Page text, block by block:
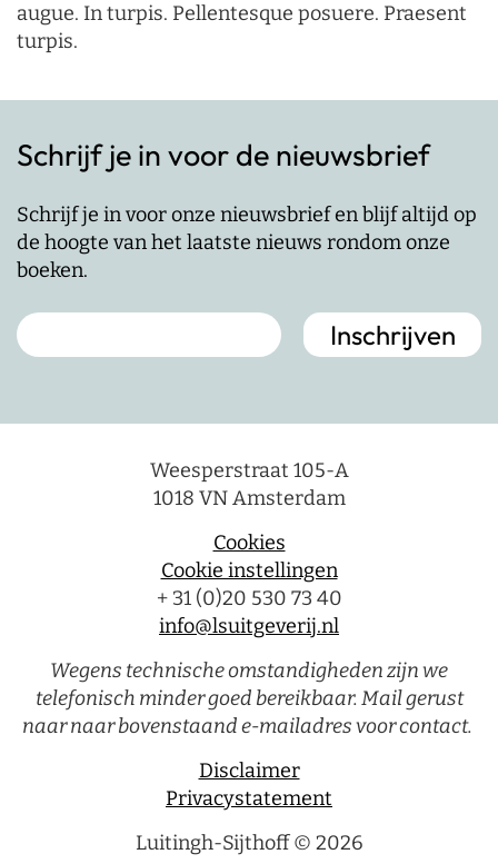
augue. In turpis. Pellentesque posuere. Praesent
turpis.
Schrijf je in voor de nieuwsbrief
Schrijf je in voor onze nieuwsbrief en blijf altijd op
de hoogte van het laatste nieuws rondom onze
boeken.
Weesperstraat 105-A
1018 VN Amsterdam
Cookies
Cookie instellingen
+ 31 (0)20 530 73 40
info@lsuitgeverij.nl
Wegens technische omstandigheden zijn we
telefonisch minder goed bereikbaar. Mail gerust
naar naar bovenstaand e-mailadres voor contact.
Disclaimer
Privacystatement
Luitingh-Sijthoff © 2026